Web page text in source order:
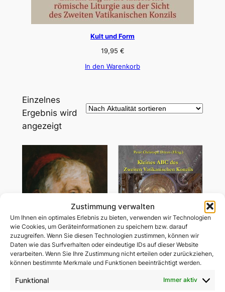
Zustimmung verwalten
Um Ihnen ein optimales Erlebnis zu bieten, verwenden wir Technologien
wie Cookies, um Geräteinformationen zu speichern bzw. darauf
zuzugreifen. Wenn Sie diesen Technologien zustimmen, können wir
Daten wie das Surfverhalten oder eindeutige IDs auf dieser Website
verarbeiten. Wenn Sie Ihre Zustimmung nicht erteilen oder zurückziehen,
können bestimmte Merkmale und Funktionen beeinträchtigt werden.
Funktional Immer aktiv
Kult und Form
19,95 €
In den Warenkorb
Einzelnes
Ergebnis wird
angezeigt
John Henry Newman